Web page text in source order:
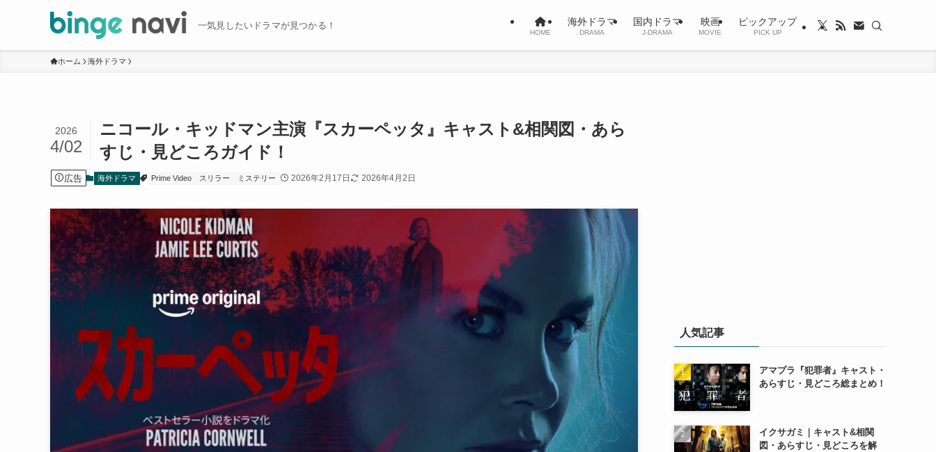
一気見したいドラマが見つかる！
HOME
海外ドラマ
DRAMA
国内ドラマ
J-DRAMA
映画
MOVIE
ピックアップ
PICK UP
ホーム 海外ドラマ
ニコール・キッドマン主演『スカーペッタ』キャスト&相関図・あら
すじ・見どころガイド！
2026
4/02
広告 海外ドラマ Prime Video スリラー ミステリー 2026年2月17日 2026年4月2日
人気記事
アマプラ『犯罪者』キャスト・
あらすじ・見どころ総まとめ！
イクサガミ｜キャスト&相関
図・あらすじ・見どころを解